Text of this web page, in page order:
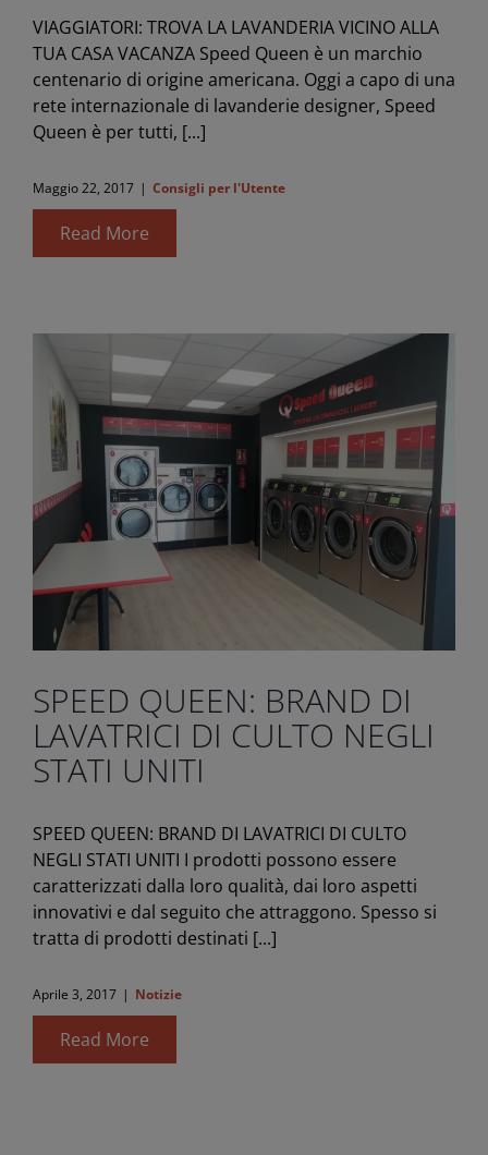
VIAGGIATORI: TROVA LA LAVANDERIA VICINO ALLA
TUA CASA VACANZA Speed ​​Queen è un marchio
centenario di origine americana. Oggi a capo di una
rete internazionale di lavanderie designer, Speed ​​
Queen è per tutti, [...]
Maggio 22, 2017 | Consigli per l'Utente
Read More
SPEED QUEEN: BRAND DI
LAVATRICI DI CULTO NEGLI
STATI UNITI
SPEED QUEEN: BRAND DI LAVATRICI DI CULTO
NEGLI STATI UNITI I prodotti possono essere
caratterizzati dalla loro qualità, dai loro aspetti
innovativi e dal seguito che attraggono. Spesso si
tratta di prodotti destinati [...]
Aprile 3, 2017 | Notizie
Read More